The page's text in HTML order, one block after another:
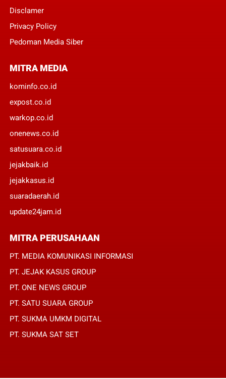
Disclamer
Privacy Policy
Pedoman Media Siber
MITRA MEDIA
kominfo.co.id
expost.co.id
warkop.co.id
onenews.co.id
satusuara.co.id
jejakbaik.id
jejakkasus.id
suaradaerah.id
update24jam.id
MITRA PERUSAHAAN
PT. MEDIA KOMUNIKASI INFORMASI
PT. JEJAK KASUS GROUP
PT. ONE NEWS GROUP
PT. SATU SUARA GROUP
PT. SUKMA UMKM DIGITAL
PT. SUKMA SAT SET